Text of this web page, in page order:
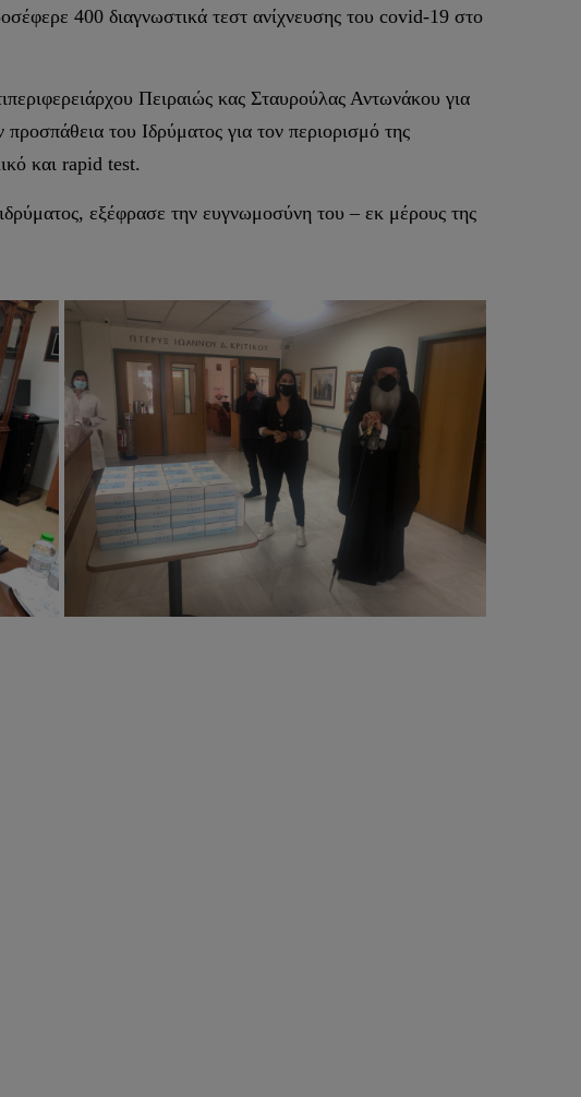
400 διαγνωστικά τεστ ανίχνευσης του covid-19 στο
Πειραιώς κας Σταυρούλας Αντωνάκου για
του Ιδρύματος για τον περιορισμό της
και rapid test.
εξέφρασε την ευγνωμοσύνη του – εκ μέρους της